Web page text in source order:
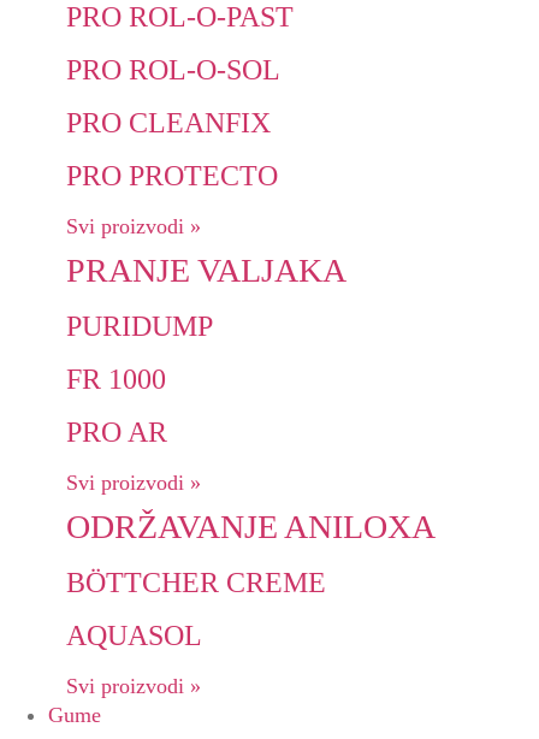
PRO ROL-O-PAST
PRO ROL-O-SOL
PRO CLEANFIX
PRO PROTECTO
Svi proizvodi »
PRANJE VALJAKA
PURIDUMP
FR 1000
PRO AR
Svi proizvodi »
ODRŽAVANJE ANILOXA
BÖTTCHER CREME
AQUASOL
Svi proizvodi »
Gume